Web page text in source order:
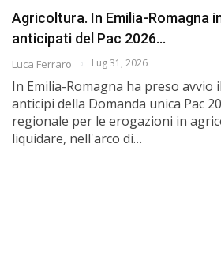
Agricoltura. In Emilia-Romagna
anticipati del Pac 2026…
Luca Ferraro Lug 31, 2026
In Emilia-Romagna ha preso avvio
anticipi della Domanda unica Pac
regionale per le erogazioni in
liquidare, nell'arco di…